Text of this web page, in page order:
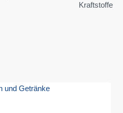
Kraftstoffe